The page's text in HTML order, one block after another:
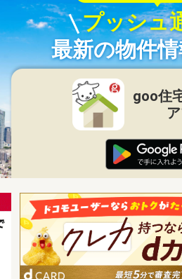
プッシュ
最新の物件
goo住